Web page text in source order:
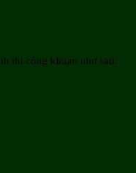
thi công khoan như sau: